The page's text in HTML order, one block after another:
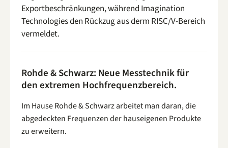
Exportbeschränkungen, während Imagination
Technologies den Rückzug aus derm RISC/V-Bereich
vermeldet.
Rohde & Schwarz: Neue Messtechnik für
den extremen Hochfrequenzbereich.
Im Hause Rohde & Schwarz arbeitet man daran, die
abgedeckten Frequenzen der hauseigenen Produkte
zu erweitern.